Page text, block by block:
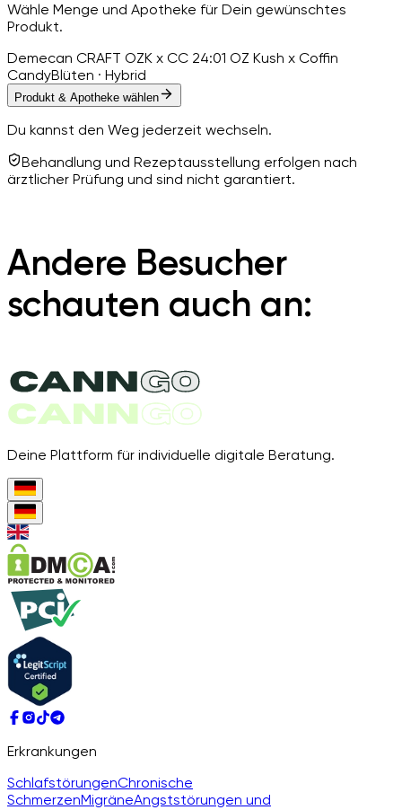
Wähle Menge und Apotheke für Dein gewünschtes
Produkt.
Demecan CRAFT OZK x CC 24:01 OZ Kush x Coffin
CandyBlüten · Hybrid
Produkt & Apotheke wählen
Du kannst den Weg jederzeit wechseln.
Behandlung und Rezeptausstellung erfolgen nach
ärztlicher Prüfung und sind nicht garantiert.
Andere Besucher
schauten auch an:
Deine Plattform für individuelle digitale Beratung.
Erkrankungen
SchlafstörungenChronische
SchmerzenMigräneAngststörungen und